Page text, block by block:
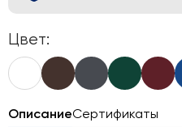
Цвет:
ОписаниеСертификаты